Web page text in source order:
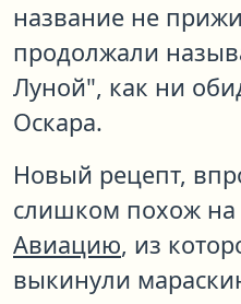
название не
продолжали
Луной", как ни
Оскара.
Новый рецепт,
слишком похож на
Авиацию, из
выкинули